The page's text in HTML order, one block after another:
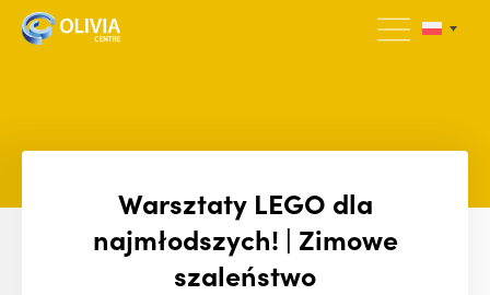
Warsztaty LEGO dla
najmłodszych! | Zimowe
szaleństwo